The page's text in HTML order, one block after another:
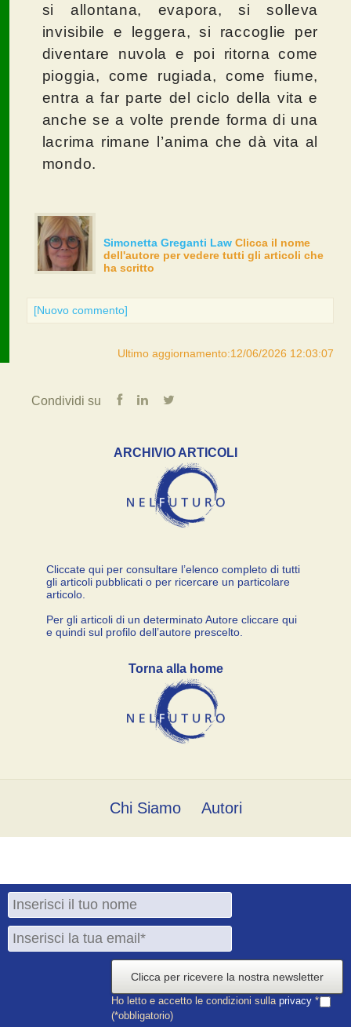
si allontana, evapora, si solleva
invisibile e leggera, si raccoglie per
diventare nuvola e poi ritorna come
pioggia, come rugiada, come fiume,
entra a far parte del ciclo della vita e
anche se a volte prende forma di una
lacrima rimane l’anima che dà vita al
mondo.
Simonetta Greganti Law Clicca il nome
dell'autore per vedere tutti gli articoli che
ha scritto
[Nuovo commento]
Ultimo aggiornamento:12/06/2026 12:03:07
Condividi su
ARCHIVIO ARTICOLI
Cliccate qui per consultare l’elenco completo di tutti
gli articoli pubblicati o per ricercare un particolare
articolo.
Per gli articoli di un determinato Autore cliccare qui
e quindi sul profilo dell’autore prescelto.
Torna alla home
Chi Siamo Autori
Clicca per ricevere la nostra newsletter
Ho letto e accetto le condizioni sulla privacy *
(*obbligatorio)